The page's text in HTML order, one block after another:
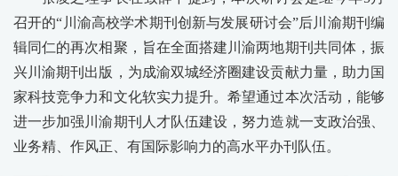
召开的“川渝高校学术期刊创新与发展研讨会”后川渝期刊编
辑同仁的再次相聚，旨在全面搭建川渝两地期刊共同体，振
兴川渝期刊出版，为成渝双城经济圈建设贡献力量，助力国
家科技竞争力和文化软实力提升。希望通过本次活动，能够
进一步加强川渝期刊人才队伍建设，努力造就一支政治强、
业务精、作风正、有国际影响力的高水平办刊队伍。